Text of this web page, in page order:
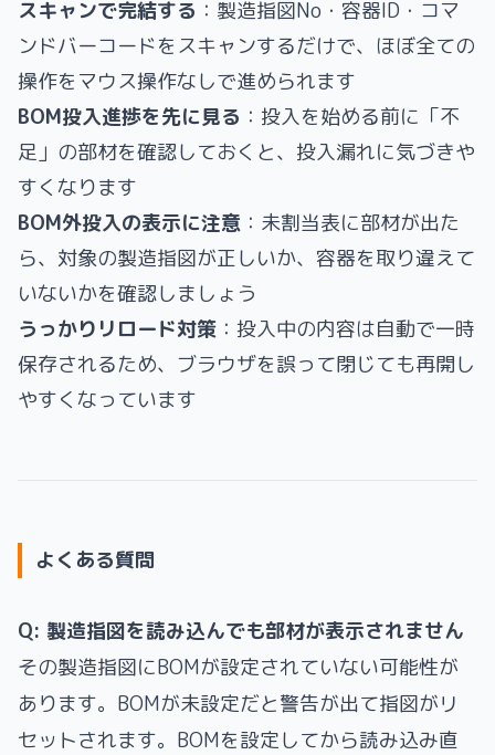
スキャンで完結する ：製造指図No・容器ID・コマ
ンドバーコードをスキャンするだけで、ほぼ全ての
操作をマウス操作なしで進められます
BOM投入進捗を先に見る ：投入を始める前に「不
足」の部材を確認しておくと、投入漏れに気づきや
すくなります
BOM外投入の表示に注意 ：未割当表に部材が出た
ら、対象の製造指図が正しいか、容器を取り違えて
いないかを確認しましょう
うっかりリロード対策 ：投入中の内容は自動で一時
保存されるため、ブラウザを誤って閉じても再開し
やすくなっています
よくある質問
Q: 製造指図を読み込んでも部材が表示されません
その製造指図にBOMが設定されていない可能性が
あります。BOMが未設定だと警告が出て指図がリ
セットされます。BOMを設定してから読み込み直